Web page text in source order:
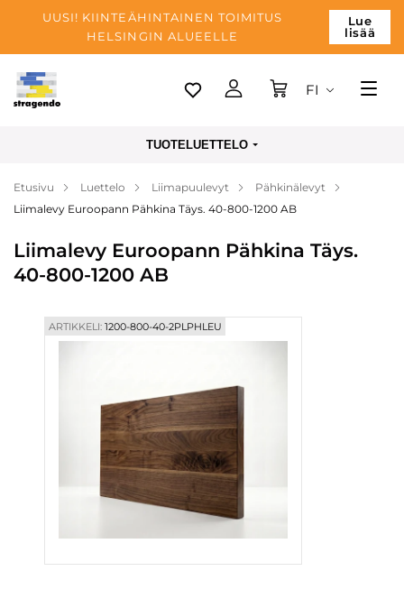
UUSI! KIINTEÄHINTAINEN TOIMITUS
HELSINGIN ALUEELLE
Lue
lisää
Tallinn
Maksu
Blogi
FI
TUOTELUETTELO
Etusivu Luettelo Liimapuulevyt
Pähkinälevyt
Liimalevy Euroopann Pähkina Täys. 40-800-1200 AB
Liimalevy Euroopann Pähkina Täys.
40-800-1200 AB
ARTIKKELI:1200-800-40-2PLPHLEU